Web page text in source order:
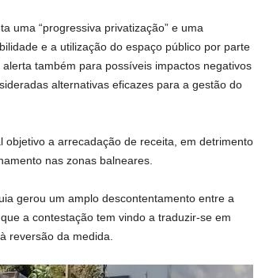
uma “progressiva privatização” e uma
e a utilização do espaço público por parte
também para possíveis impactos negativos
alternativas eficazes para a gestão do
a arrecadação de receita, em detrimento
nas zonas balneares.
gerou um amplo descontentamento entre a
a contestação tem vindo a traduzir-se em
reversão da medida.